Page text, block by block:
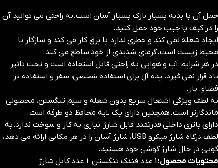
حمل آن با بدنه بسیار نازک بسیار آسان است. به راحتی می توانید آن
را در کیف یا جیب خود حمل کنید.
ایجاد شعله نمی کند و خطری ندارد. با برق کار می کند و سازگار با
محیط زیست است. گرمای شدیدی از خود ساطع می کند.
در هر شرایط آب و هوایی به راحتی قابل استفاده است و تحت تاثیر
باد قرار نمی گیرد. ایده آل برای استفاده شخصی، سفر و استفاده در
فضای باز.
به لطف ویژگی اشتعال سریع بدون شعله و سیم تنگستن، محصولی
ماندگارتر است. همچنین دارای یک لایه محافظ دو طرفه است.
دارای باتری داخلی قدرتمند قابل شارژ. نیازی به گاز و سوخت ندارد. به
لطف درگاه شارژ میکرو USB، شارژ آسان را در هر مکانی ارائه می دهد،
گویی در حال شارژ گوشی خود هستید.
محتویات محصول: